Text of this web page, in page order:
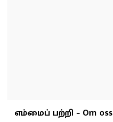
எம்மைப் பற்றி – Om oss